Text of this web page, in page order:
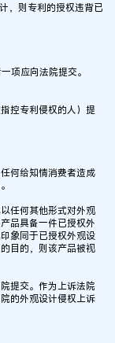
，则专利的授权违背已
项应向法院提交。
控专利侵权的人）提
何给知情消费者造成
任何其他形式对外观
品具备一件已授权外
象同于已授权外观设
目的，则该产品被视
提交。作为上诉法院
的外观设计侵权上诉